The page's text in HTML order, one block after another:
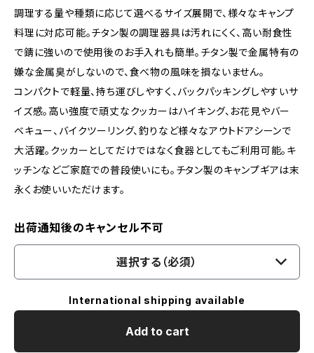
調理する量や種類に応じて選べるサイズ展開で、様々なキャンプ
料理に対応可能。チタン製の調理器具は汚れにくく、高い耐食性
で錆に強いので使用後のお手入れも簡単。チタン製で金属特有の
嫌な金属臭がしないので、食べ物の風味を損ないません。
コンパクトで軽量、持ち運びしやすく、バックパッキングしやすいサ
イズ感。高い強度で頑丈なクッカーはハイキング、お花見やバー
ベキュー、バイクツーリング、釣りなど様々なアウトドアシーンで
大活躍。クッカーとしてだけではなく食器としてもご利用可能。キ
ッチンなどご家庭での普段使いにも。チタン製のキャンプギアは末
永くお使いいただけます。
出荷通知後のキャンセル不可
選択する（必須）
International shipping available
Add to cart